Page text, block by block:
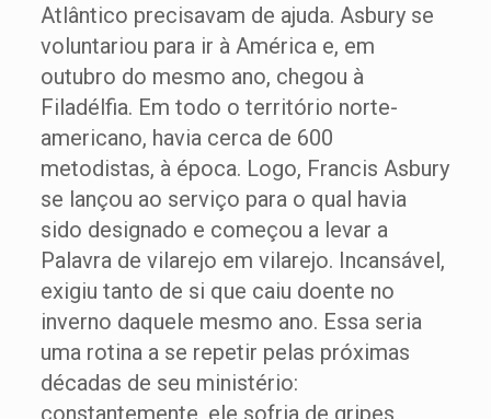
Atlântico precisavam de ajuda. Asbury se
voluntariou para ir à América e, em
outubro do mesmo ano, chegou à
Filadélfia. Em todo o território norte-
americano, havia cerca de 600
metodistas, à época. Logo, Francis Asbury
se lançou ao serviço para o qual havia
sido designado e começou a levar a
Palavra de vilarejo em vilarejo. Incansável,
exigiu tanto de si que caiu doente no
inverno daquele mesmo ano. Essa seria
uma rotina a se repetir pelas próximas
décadas de seu ministério:
constantemente, ele sofria de gripes,